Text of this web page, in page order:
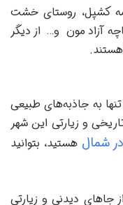
کشپل، روستای خشت
آزادمون و… از دیگر
به جاذبه‌های طبیعی
و زیارتی این شهر
شمال هستید، بتوانید
جا‌های دیدنی و زیارتی